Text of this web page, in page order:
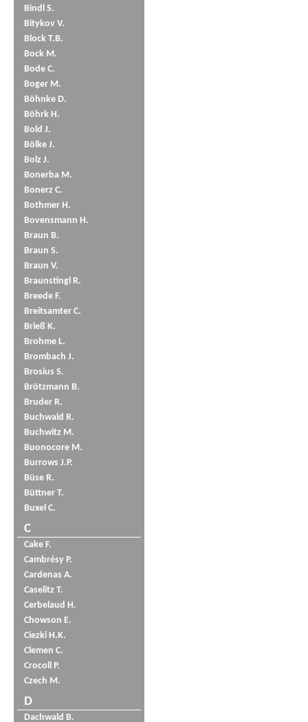
Bindl S.
Bitykov V.
Block T.B.
Bock M.
Bode C.
Boger M.
Böhnke D.
Böhrk H.
Bold J.
Bölke J.
Bolz J.
Bonerba M.
Bonerz C.
Bothmer H.
Bovensmann H.
Braun B.
Braun S.
Braun V.
Braunstingl R.
Breede F.
Breitsamter C.
Brieß K.
Brohme L.
Brombach J.
Brosius S.
Brötzmann B.
Bruder R.
Buchwald R.
Buchwitz M.
Buonocore M.
Burrows J.P.
Büse R.
Büttner T.
Buxel C.
C
Cake F.
Cambrésy P.
Cardenas A.
Caselitz T.
Cerbelaud H.
Chowson E.
Ciezki H.K.
Clemen C.
Crocoll P.
Czech M.
D
Dachwald B.